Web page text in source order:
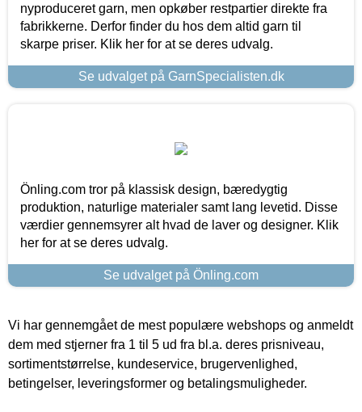
nyproduceret garn, men opkøber restpartier direkte fra
fabrikkerne. Derfor finder du hos dem altid garn til
skarpe priser. Klik her for at se deres udvalg.
Se udvalget på GarnSpecialisten.dk
Önling.com tror på klassisk design, bæredygtig
produktion, naturlige materialer samt lang levetid. Disse
værdier gennemsyrer alt hvad de laver og designer. Klik
her for at se deres udvalg.
Se udvalget på Önling.com
Vi har gennemgået de mest populære webshops og anmeldt
dem med stjerner fra 1 til 5 ud fra bl.a. deres prisniveau,
sortimentstørrelse, kundeservice, brugervenlighed,
betingelser, leveringsformer og betalingsmuligheder.